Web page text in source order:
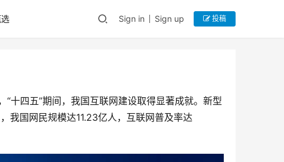
Sign in Sign up 投稿
十四五”期间，我国互联网建设取得显著成就。新型
我国网民规模达11.23亿人，互联网普及率达